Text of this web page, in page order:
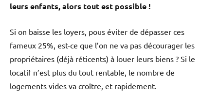
leurs enfants, alors tout est possible !
Si on baisse les loyers, pous éviter de dépasser ces
fameux 25%, est-ce que l’on ne va pas décourager les
propriétaires (déjà réticents) à louer leurs biens ? Si le
locatif n’est plus du tout rentable, le nombre de
logements vides va croître, et rapidement.